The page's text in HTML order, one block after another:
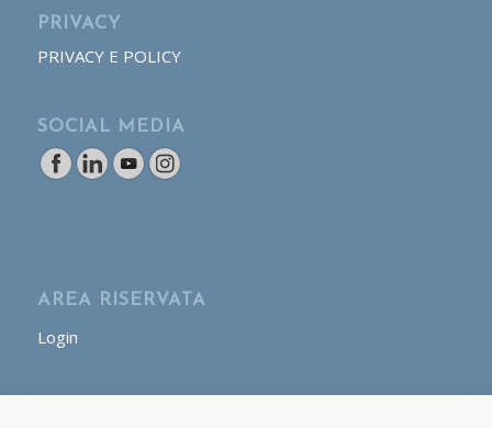
PRIVACY
PRIVACY E POLICY
SOCIAL MEDIA
AREA RISERVATA
Login